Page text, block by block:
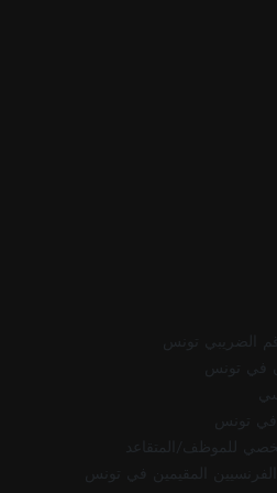
الضريبي تونس
في تونس
في تونس
للموظف/المتقاعد
المقيمين في تونس